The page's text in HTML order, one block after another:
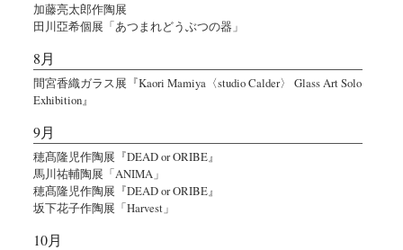
加藤亮太郎作陶展
田川亞希個展「あつまれどうぶつの器」
8月
間宮香織ガラス展『Kaori Mamiya〈studio Calder〉 Glass Art Solo
Exhibition』
9月
穂髙隆児作陶展『DEAD or ORIBE』
馬川祐輔陶展「ANIMA」
穂髙隆児作陶展『DEAD or ORIBE』
坂下花子作陶展「Harvest」
10月